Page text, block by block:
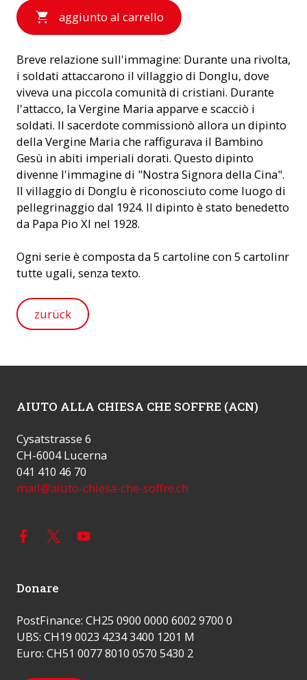
aggiunto al carrello
Breve relazione sull'immagine: Durante una rivolta,
i soldati attaccarono il villaggio di Donglu, dove
viveva una piccola comunità di cristiani. Durante
l'attacco, la Vergine Maria apparve e scacciò i
soldati. Il sacerdote commissionò allora un dipinto
della Vergine Maria che raffigurava il Bambino
Gesù in abiti imperiali dorati. Questo dipinto
divenne l'immagine di "Nostra Signora della Cina".
Il villaggio di Donglu è riconosciuto come luogo di
pellegrinaggio dal 1924. Il dipinto è stato benedetto
da Papa Pio XI nel 1928.
Ogni serie è composta da 5 cartoline con 5 cartolinr
tutte ugali, senza texto.
zurück
AIUTO ALLA CHIESA CHE SOFFRE (ACN)
Cysatstrasse 6
CH-6004 Lucerna
041 410 46 70
mail@aiuto-chiesa-che-soffre.ch
Donare
PostFinance: CH25 0900 0000 6002 9700 0
UBS: CH19 0023 4234 3400 1201 M
Euro: CH51 0077 8010 0570 5430 2